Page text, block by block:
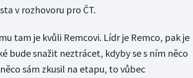
v rozhovoru pro ČT.
tam je kvůli Remcovi. Lídr je Remco, pak je
bude snažit neztrácet, kdyby se s ním něco
sám zkusil na etapu, to vůbec